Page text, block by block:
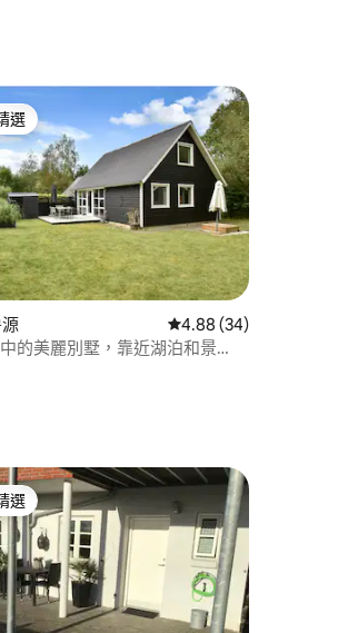
的平均評分（滿分 5 分）
的平均評分（滿分 5 分）
榜首
選
從 34 則評價中獲得
4.88 (34)
的美麗別墅，靠近湖泊和景
榜首
選